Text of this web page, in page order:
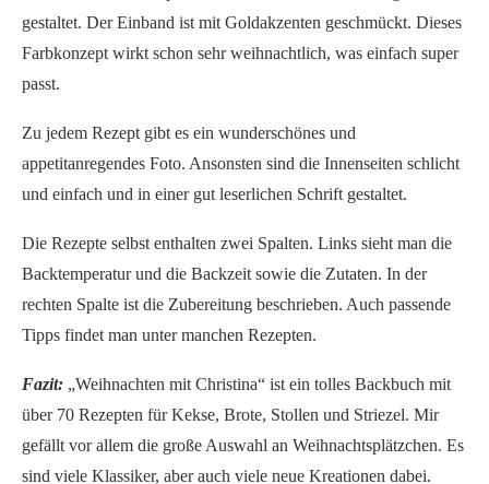
gestaltet. Der Einband ist mit Goldakzenten geschmückt. Dieses
Farbkonzept wirkt schon sehr weihnachtlich, was einfach super
passt.
Zu jedem Rezept gibt es ein wunderschönes und
appetitanregendes Foto. Ansonsten sind die Innenseiten schlicht
und einfach und in einer gut leserlichen Schrift gestaltet.
Die Rezepte selbst enthalten zwei Spalten. Links sieht man die
Backtemperatur und die Backzeit sowie die Zutaten. In der
rechten Spalte ist die Zubereitung beschrieben. Auch passende
Tipps findet man unter manchen Rezepten.
Fazit: „Weihnachten mit Christina“ ist ein tolles Backbuch mit
über 70 Rezepten für Kekse, Brote, Stollen und Striezel. Mir
gefällt vor allem die große Auswahl an Weihnachtsplätzchen. Es
sind viele Klassiker, aber auch viele neue Kreationen dabei.